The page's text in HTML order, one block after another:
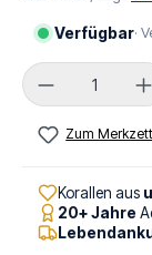
Verfügbar·
Produkt
Zum
Korallen aus
20+ Jahre